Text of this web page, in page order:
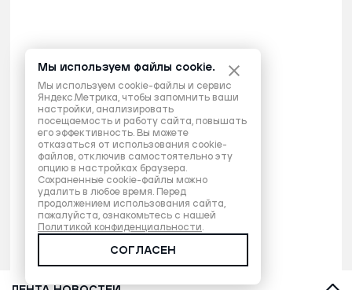
Мы используем файлы cookie.
Мы используем cookie-файлы и сервис
Яндекс.Метрика, чтобы запомнить ваши
настройки, анализировать
посещаемость и работу сайта, повышать
его эффективность. Вы можете
отказаться от использования cookie-
файлов, отключив самостоятельно эту
опцию в настройках браузера.
Сохраненные cookie-файлы можно
удалить в любое время. Перед
продолжением использования сайта,
пожалуйста, ознакомьтесь с нашей
Политикой конфиденциальности.
СОГЛАСЕН